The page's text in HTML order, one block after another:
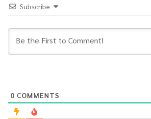
Subscribe
0 COMMENTS